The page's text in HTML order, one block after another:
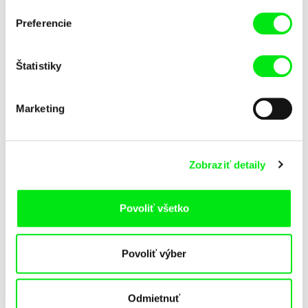
Preferencie
Štatistiky
Marketing
Zobraziť detaily
Povoliť všetko
Povoliť výber
Odmietnuť
Pat a Mat: Dielňa